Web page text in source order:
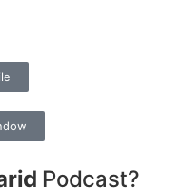
Podcast?